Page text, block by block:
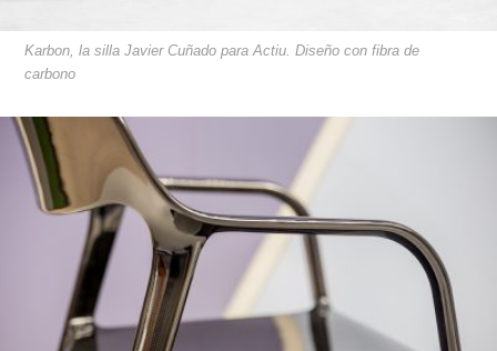
Karbon, la silla Javier Cuñado para Actiu. Diseño con fibra de
carbono